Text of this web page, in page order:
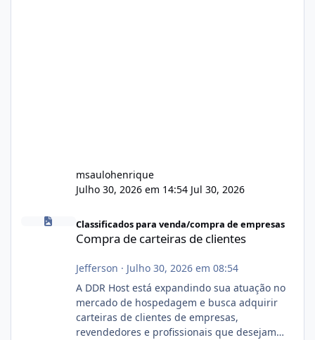
msaulohenrique
Julho 30, 2026 em 14:54 Jul 30, 2026
Compra de carteiras de clientes
Classificados para venda/compra de empresas
Compra de carteiras de clientes
Jefferson · Julho 30, 2026 em 08:54
A DDR Host está expandindo sua atuação no
mercado de hospedagem e busca adquirir
carteiras de clientes de empresas,
revendedores e profissionais que desejam